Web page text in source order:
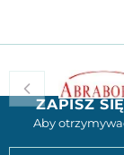
ZAPISZ
Aby